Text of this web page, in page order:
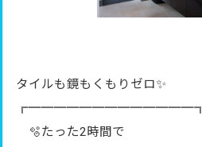
タイルも鏡もくもりゼロ✨
╔═════════════╗
🫧たった2時間で